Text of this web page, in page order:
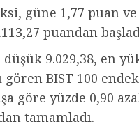
güne 1,77 puan
puandan
9.029,38, en
gören BIST 100
göre yüzde 0,90
tamamladı.